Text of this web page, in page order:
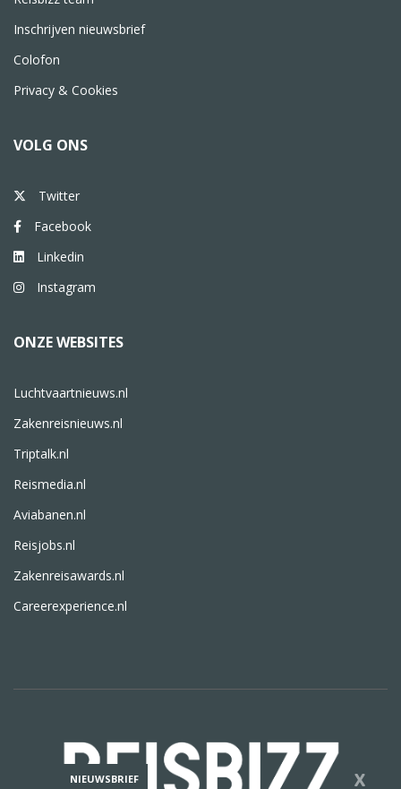
Inschrijven nieuwsbrief
Colofon
Privacy & Cookies
VOLG ONS
Twitter
Facebook
Linkedin
Instagram
ONZE WEBSITES
Luchtvaartnieuws.nl
Zakenreisnieuws.nl
Triptalk.nl
Reismedia.nl
Aviabanen.nl
Reisjobs.nl
Zakenreisawards.nl
Careerexperience.nl
NIEUWSBRIEF X